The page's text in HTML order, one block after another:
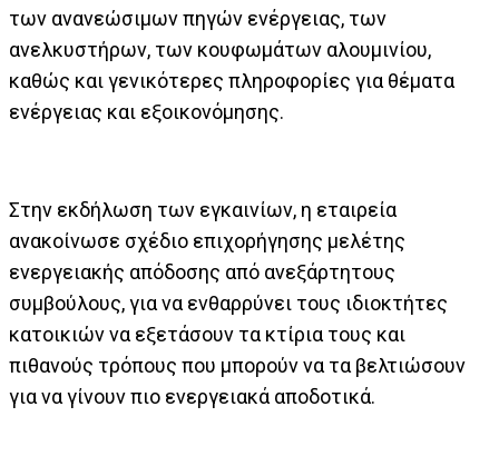
των ανανεώσιμων πηγών ενέργειας, των
ανελκυστήρων, των κουφωμάτων αλουμινίου,
καθώς και γενικότερες πληροφορίες για θέματα
ενέργειας και εξοικονόμησης.
Στην εκδήλωση των εγκαινίων, η εταιρεία
ανακοίνωσε σχέδιο επιχορήγησης μελέτης
ενεργειακής απόδοσης από ανεξάρτητους
συμβούλους, για να ενθαρρύνει τους ιδιοκτήτες
κατοικιών να εξετάσουν τα κτίρια τους και
πιθανούς τρόπους που μπορούν να τα βελτιώσουν
για να γίνουν πιο ενεργειακά αποδοτικά.